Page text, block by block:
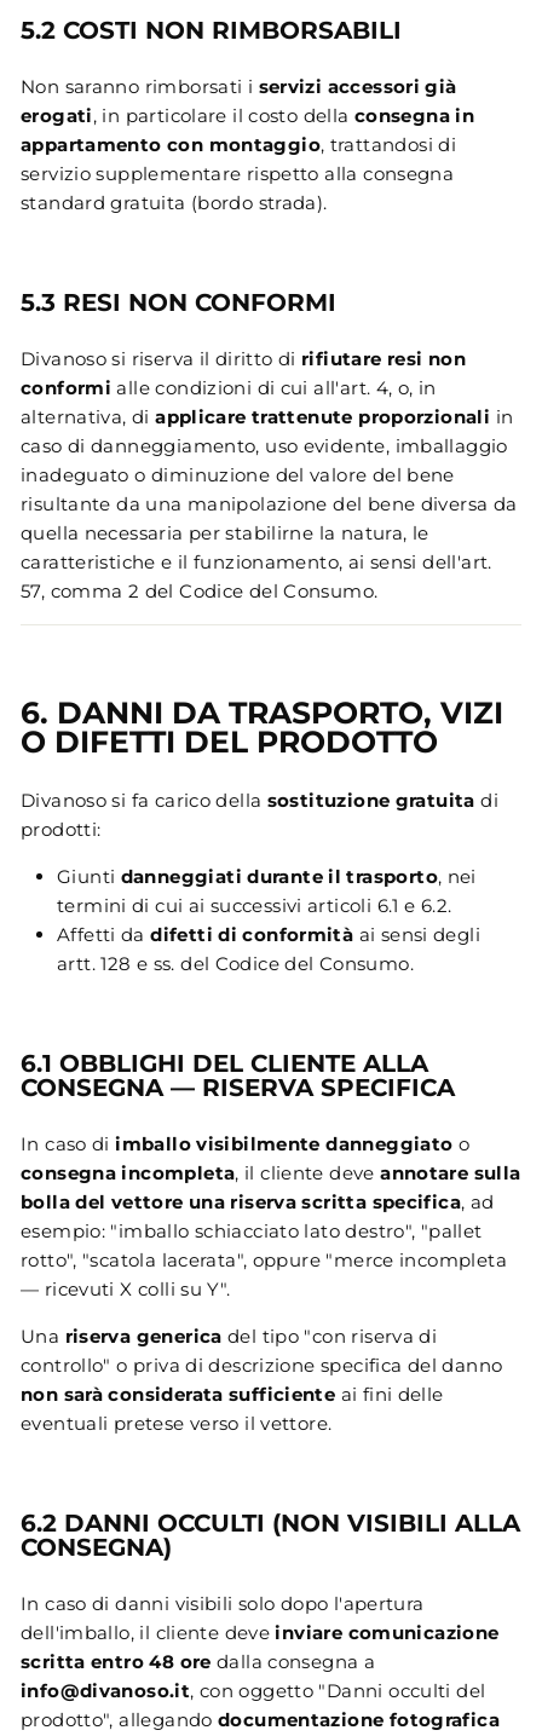
5.2 COSTI NON RIMBORSABILI
Non saranno rimborsati i servizi accessori già
erogati, in particolare il costo della consegna in
appartamento con montaggio, trattandosi di
servizio supplementare rispetto alla consegna
standard gratuita (bordo strada).
5.3 RESI NON CONFORMI
Divanoso si riserva il diritto di rifiutare resi non
conformi alle condizioni di cui all'art. 4, o, in
alternativa, diapplicare trattenute proporzionali in
caso di danneggiamento, uso evidente, imballaggio
inadeguato o diminuzione del valore del bene
risultante da una manipolazione del bene diversa da
quella necessaria per stabilirne la natura, le
caratteristiche e il funzionamento, ai sensi dell'art.
57, comma 2 del Codice del Consumo.
6. DANNI DA TRASPORTO, VIZI
O DIFETTI DEL PRODOTTO
Divanoso si fa carico della sostituzione gratuita di
prodotti:
Giunti danneggiati durante il trasporto, nei
termini di cui ai successivi articoli 6.1 e 6.2.
Affetti dadifetti di conformità ai sensi degli
artt. 128 e ss. del Codice del Consumo.
6.1 OBBLIGHI DEL CLIENTE ALLA
CONSEGNA — RISERVA SPECIFICA
In caso diimballo visibilmente danneggiato o
consegna incompleta, il cliente deveannotare sulla
bolla del vettore una riserva scritta specifica, ad
esempio: "imballo schiacciato lato destro", "pallet
rotto", "scatola lacerata", oppure "merce incompleta
— ricevuti X colli su Y".
Una riserva generica del tipo "con riserva di
controllo" o priva di descrizione specifica del danno
non sarà considerata sufficiente ai fini delle
eventuali pretese verso il vettore.
6.2 DANNI OCCULTI (NON VISIBILI ALLA
CONSEGNA)
In caso di danni visibili solo dopo l'apertura
dell'imballo, il cliente deveinviare comunicazione
scritta entro 48 ore dalla consegna a
info@divanoso.it, con oggetto "Danni occulti del
prodotto", allegandodocumentazione fotografica